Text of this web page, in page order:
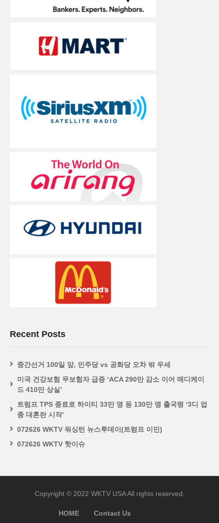
Recent Posts
중간선거 100일 앞, 민주당 vs 공화당 오차 밖 우세
미국 건강보험 무보험자 급증 ‘ACA 290만 감소 이어 메디케이
드 410만 상실’
트럼프 TPS 종료로 하이티 33만 명 등 130만 명 출국령 ‘3디 업
종 대혼란 시작’
072626 WKTV 워싱턴 뉴스투데이(트럼프 이민)
072626 WKTV 핫이슈
Copyright © 2022 WKTV USA All rights reserved.
HOME Contact Us